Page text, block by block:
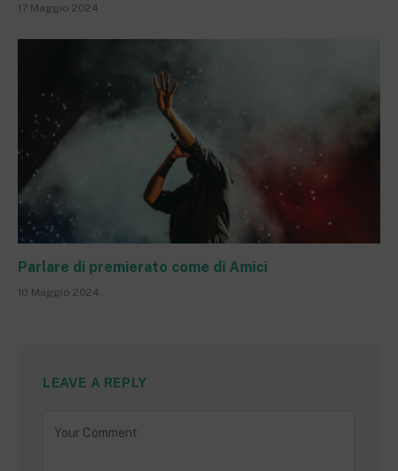
17 Maggio 2024
Parlare di premierato come di Amici
10 Maggio 2024
LEAVE A REPLY